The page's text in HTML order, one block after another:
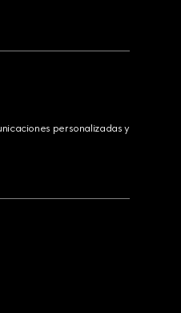
personalizadas y